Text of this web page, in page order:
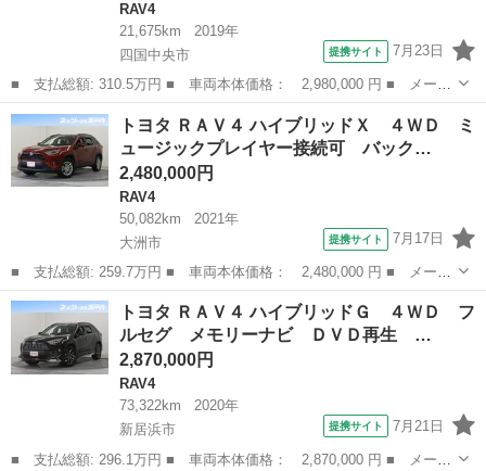
RAV4
21,675km
2019年
四国中央市
提携サイト 7月23日
■ 支払総額: 310.5万円 ■ 車両本体価格： 2,980,000 円 ■ メーカ
ー名： トヨタ ■ 車種名： ＲＡＶ４ ■ グレード名： アドベン
チャー ４ＷＤ 衝突被害軽減システム メモリーナビ バックカメ
ラ ワン...
愛媛 四国中央市
トヨタ ＲＡＶ４ ハイブリッドＸ ４ＷＤ ミ
ュージックプレイヤー接続可 バック…
2,480,000円
RAV4
50,082km
2021年
大洲市
提携サイト 7月17日
■ 支払総額: 259.7万円 ■ 車両本体価格： 2,480,000 円 ■ メーカ
ー名： トヨタ ■ 車種名： ＲＡＶ４ ■ グレード名： ハイブリ
ッドＸ ４ＷＤ ミュージックプレイヤー接続可 バックカメラ 衝
突被害軽...
愛媛 大洲市 RAV4
トヨタ ＲＡＶ４ ハイブリッドＧ ４ＷＤ フ
ルセグ メモリーナビ ＤＶＤ再生 …
2,870,000円
RAV4
73,322km
2020年
新居浜市
提携サイト 7月21日
■ 支払総額: 296.1万円 ■ 車両本体価格： 2,870,000 円 ■ メーカ